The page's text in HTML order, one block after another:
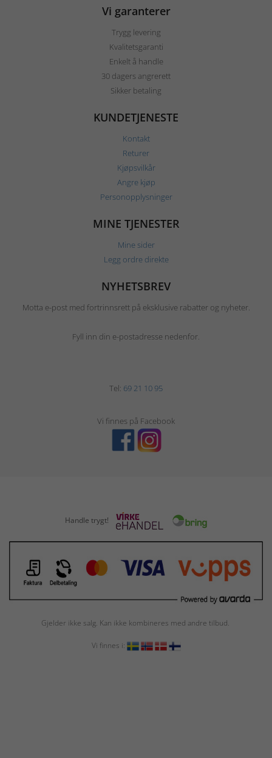
Vi garanterer
Trygg levering
Kvalitetsgaranti
Enkelt å handle
30 dagers angrerett
Sikker betaling
KUNDETJENESTE
Kontakt
Returer
Kjøpsvilkår
Angre kjøp
Personopplysninger
MINE TJENESTER
Mine sider
Legg ordre direkte
NYHETSBREV
Motta e-post med fortrinnsrett på eksklusive rabatter og nyheter.
Fyll inn din e-postadresse nedenfor.
Tel: 69 21 10 95
Vi finnes på Facebook
Handle trygt!
Gjelder ikke salg. Kan ikke kombineres med andre tilbud.
Vi finnes i: